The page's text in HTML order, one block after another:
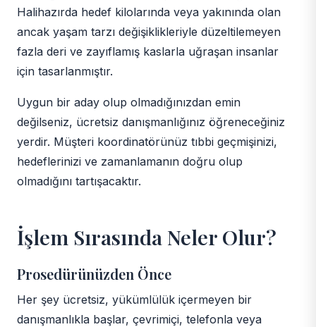
Halihazırda hedef kilolarında veya yakınında olan
ancak yaşam tarzı değişiklikleriyle düzeltilemeyen
fazla deri ve zayıflamış kaslarla uğraşan insanlar
için tasarlanmıştır.
Uygun bir aday olup olmadığınızdan emin
değilseniz, ücretsiz danışmanlığınız öğreneceğiniz
yerdir. Müşteri koordinatörünüz tıbbi geçmişinizi,
hedeflerinizi ve zamanlamanın doğru olup
olmadığını tartışacaktır.
İşlem Sırasında Neler Olur?
Prosedürünüzden Önce
Her şey ücretsiz, yükümlülük içermeyen bir
danışmanlıkla başlar, çevrimiçi, telefonla veya